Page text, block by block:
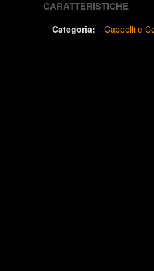
CARATTERISTICHE
Categoria: Cappelli e